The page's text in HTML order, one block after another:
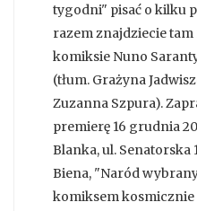
tygodni" pisać o kilku
razem znajdziecie tam
komiksie Nuno
(tłum. Grażyna
Zuzanna Szpura).
premierę 16 grudnia
Blanka, ul.
Biena, "Naród
komiksem kosmicznie